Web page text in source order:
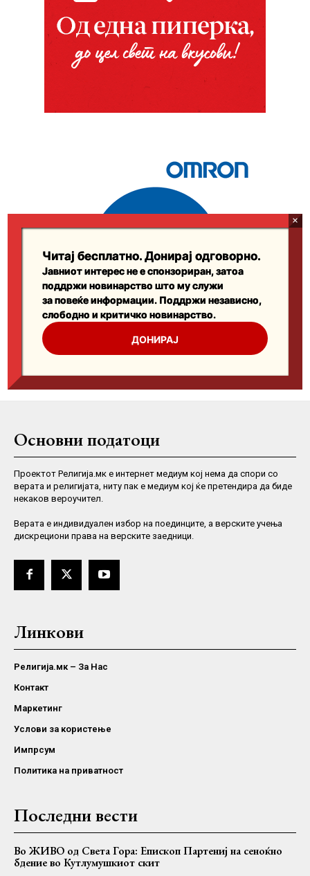
Основни податоци
Проектот Религија.мк е интернет медиум кој нема да спори со
верата и религијата, ниту пак е медиум кој ќе претендира да биде
некаков вероучител.
Верaта е индивидуален избор на поединците, а верските учења
дискрециони права на верските заедници.
Линкови
Религија.мк – За Нас
Контакт
Маркетинг
Услови за користење
Импрсум
Политика на приватност
Последни вести
Во ЖИВО од Света Гора: Епископ Партениј на сеноќно
бдение во Кутлумушкиот скит